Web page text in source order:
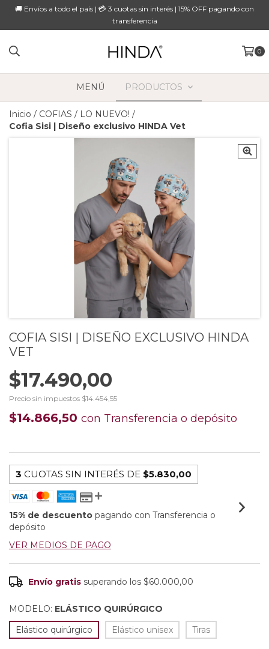
🚚 Envíos a todo el país | 💳 3 cuotas sin interés | 15% OFF pagando con
transferencia
0
MENÚ PRODUCTOS
Inicio / COFIAS / LO NUEVO! /
Cofia Sisi | Diseño exclusivo HINDA Vet
COFIA SISI | DISEÑO EXCLUSIVO HINDA
VET
$17.490,00
Precio sin impuestos $14.454,55
$14.866,50 con Transferencia o depósito
3 CUOTAS SIN INTERÉS DE $5.830,00
15% de descuento pagando con Transferencia o
depósito
VER MEDIOS DE PAGO
Envío gratis superando los$60.000,00
MODELO: ELÁSTICO QUIRÚRGICO
Elástico quirúrgico
Elástico unisex Tiras